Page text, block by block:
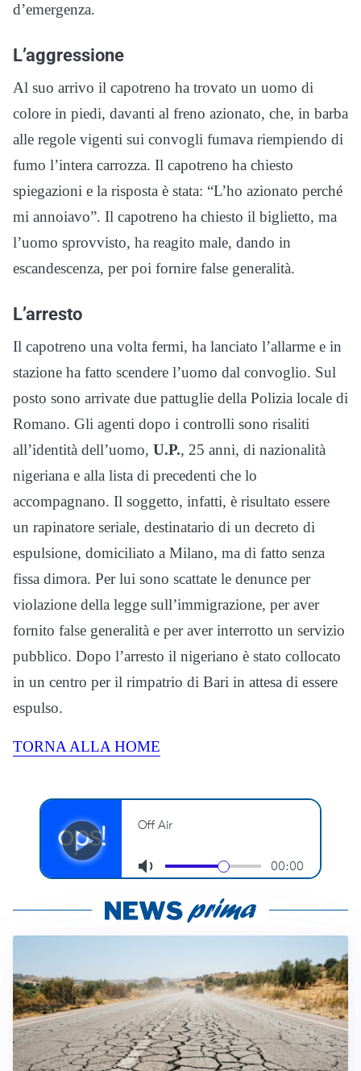
d’emergenza.
L’aggressione
Al suo arrivo il capotreno ha trovato un uomo di
colore in piedi, davanti al freno azionato, che, in barba
alle regole vigenti sui convogli fumava riempiendo di
fumo l’intera carrozza. Il capotreno ha chiesto
spiegazioni e la risposta è stata: “L’ho azionato perché
mi annoiavo”. Il capotreno ha chiesto il biglietto, ma
l’uomo sprovvisto, ha reagito male, dando in
escandescenza, per poi fornire false generalità.
L’arresto
Il capotreno una volta fermi, ha lanciato l’allarme e in
stazione ha fatto scendere l’uomo dal convoglio. Sul
posto sono arrivate due pattuglie della Polizia locale di
Romano. Gli agenti dopo i controlli sono risaliti
all’identità dell’uomo, U.P., 25 anni, di nazionalità
nigeriana e alla lista di precedenti che lo
accompagnano. Il soggetto, infatti, è risultato essere
un rapinatore seriale, destinatario di un decreto di
espulsione, domiciliato a Milano, ma di fatto senza
fissa dimora. Per lui sono scattate le denunce per
violazione della legge sull’immigrazione, per aver
fornito false generalità e per aver interrotto un servizio
pubblico. Dopo l’arresto il nigeriano è stato collocato
in un centro per il rimpatrio di Bari in attesa di essere
espulso.
TORNA ALLA HOME